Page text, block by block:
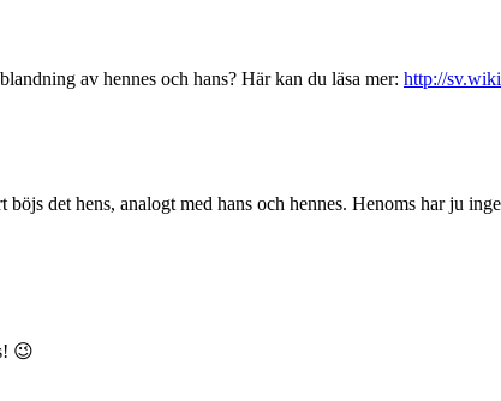
av hennes och hans? Här kan du läsa mer: http://
det hens, analogt med hans och hennes. Henoms har ju
😉